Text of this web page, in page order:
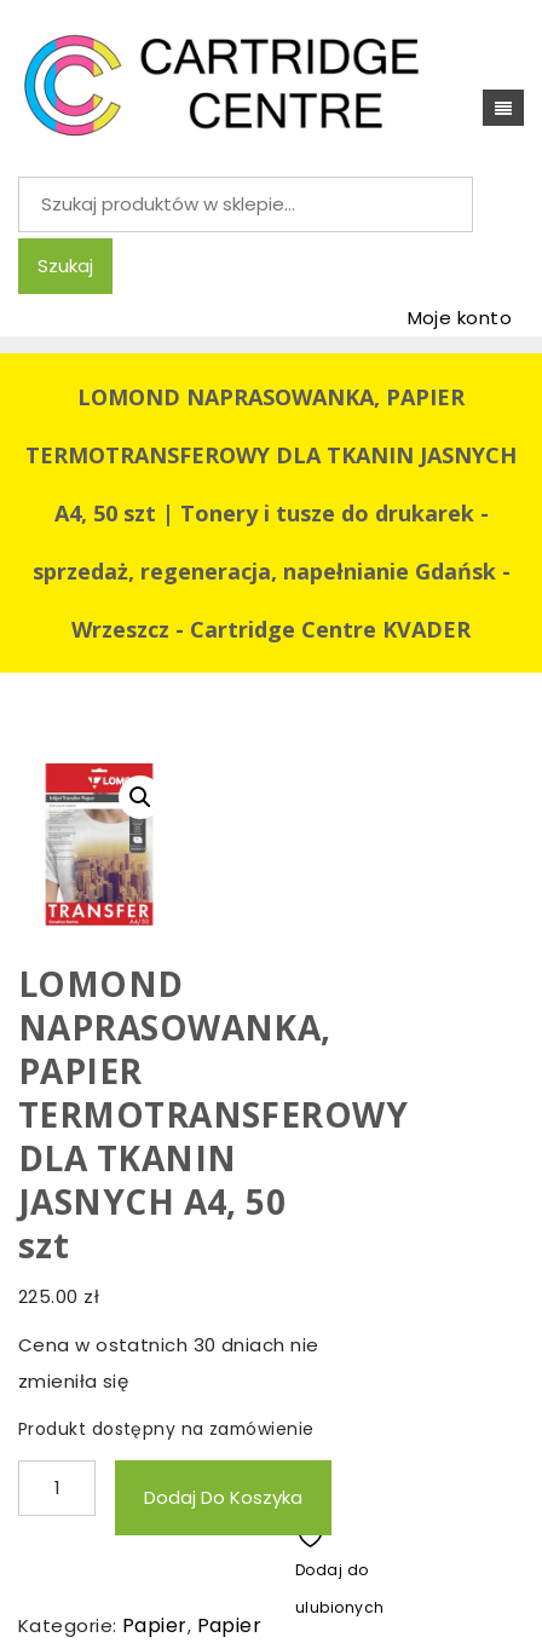
Szukaj:
Szukaj
Moje konto
LOMOND NAPRASOWANKA, PAPIER
TERMOTRANSFEROWY DLA TKANIN JASNYCH
A4, 50 szt | Tonery i tusze do drukarek -
sprzedaż, regeneracja, napełnianie Gdańsk -
Wrzeszcz - Cartridge Centre KVADER
LOMOND
NAPRASOWANKA,
PAPIER
TERMOTRANSFEROWY
DLA TKANIN
JASNYCH A4, 50
szt
225.00 zł
Cena w ostatnich 30 dniach nie
zmieniła się
Produkt dostępny na zamówienie
ilość
LOMOND
TERMOTRANSFEROWY
Dodaj Do Koszyka
Dodaj do
ulubionych
Kategorie: Papier, Papier